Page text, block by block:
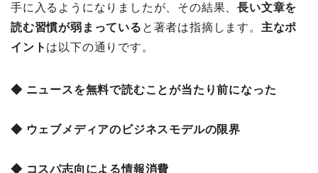
手に入るようになりましたが、その結果、長い文章を
読む習慣が弱まっている と著者は指摘します。 主なポ
イント は以下の通りです。
◆ ニュースを無料で読むことが当たり前になった
◆ ウェブメディアのビジネスモデルの限界
◆ コスパ志向による情報消費